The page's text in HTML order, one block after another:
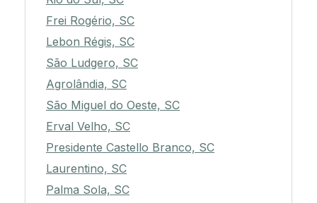
Frei Rogério, SC
Lebon Régis, SC
São Ludgero, SC
Agrolândia, SC
São Miguel do Oeste, SC
Erval Velho, SC
Presidente Castello Branco, SC
Laurentino, SC
Palma Sola, SC